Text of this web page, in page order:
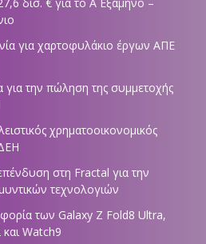
δισ. € για το Α΄ Εξάμηνο –
για χαρτοφυλάκιο έργων ΑΠΕ
την πώληση της συμμετοχής
χρηματοοικονομικός
στη Fractal για την
τεχνολογιών
των Galaxy Z Fold8 Ultra,
Watch9